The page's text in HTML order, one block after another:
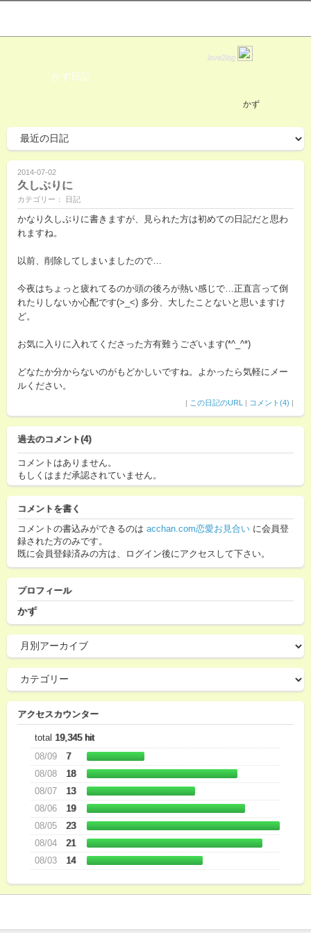
love2log
かず日記
かず
2014-07-02
久しぶりに
カテゴリー： 日記
かなり久しぶりに書きますが、見られた方は初めての日記だと思わ
れますね。
以前、削除してしまいましたので…
今夜はちょっと疲れてるのか頭の後ろが熱い感じで…正直言って倒
れたりしないか心配です(>_<) 多分、大したことないと思いますけ
ど。
お気に入りに入れてくださった方有難うございます(*^_^*)
どなたか分からないのがもどかしいですね。よかったら気軽にメー
ルください。
| この日記のURL | コメント(4) |
過去のコメント(4)
コメントはありません。
もしくはまだ承認されていません。
コメントを書く
コメントの書込みができるのは acchan.com恋愛お見合い に会員登
録された方のみです。
既に会員登録済みの方は、ログイン後にアクセスして下さい。
プロフィール
かず
アクセスカウンター
total 19,345 hit
08/09
7
08/08
18
08/07
13
08/06
19
08/05
23
08/04
21
08/03
14